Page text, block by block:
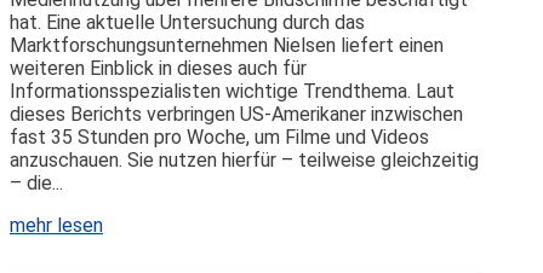
hat. Eine aktuelle Untersuchung durch das
Marktforschungsunternehmen Nielsen liefert einen
weiteren Einblick in dieses auch für
Informationsspezialisten wichtige Trendthema. Laut
dieses Berichts verbringen US-Amerikaner inzwischen
fast 35 Stunden pro Woche, um Filme und Videos
anzuschauen. Sie nutzen hierfür – teilweise gleichzeitig
– die...
mehr lesen